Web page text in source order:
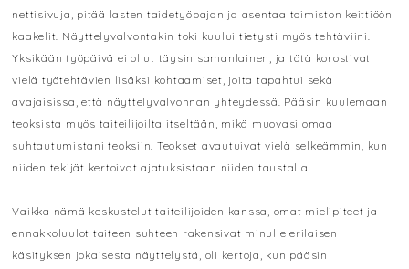
nettisivuja, pitää lasten taidetyöpajan ja asentaa toimiston keittiöön
kaakelit. Näyttelyvalvontakin toki kuului tietysti myös tehtäviini.
Yksikään työpäivä ei ollut täysin samanlainen, ja tätä korostivat
vielä työtehtävien lisäksi kohtaamiset, joita tapahtui sekä
avajaisissa, että näyttelyvalvonnan yhteydessä. Pääsin kuulemaan
teoksista myös taiteilijoilta itseltään, mikä muovasi omaa
suhtautumistani teoksiin. Teokset avautuivat vielä selkeämmin, kun
niiden tekijät kertoivat ajatuksistaan niiden taustalla.
Vaikka nämä keskustelut taiteilijoiden kanssa, omat mielipiteet ja
ennakkoluulot taiteen suhteen rakensivat minulle erilaisen
käsityksen jokaisesta näyttelystä, oli kertoja, kun pääsin